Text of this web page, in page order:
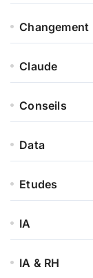
Changement
Claude
Conseils
Data
Etudes
IA
IA & RH